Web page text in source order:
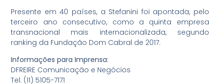
Presente em 40 países, a Stefanini foi apontada, pelo
terceiro ano consecutivo, como a quinta empresa
transnacional mais internacionalizada, segundo
ranking da Fundação Dom Cabral de 2017.
Informações para Imprensa:
DFREIRE Comunicação e Negócios
Tel: (11) 5105-7171